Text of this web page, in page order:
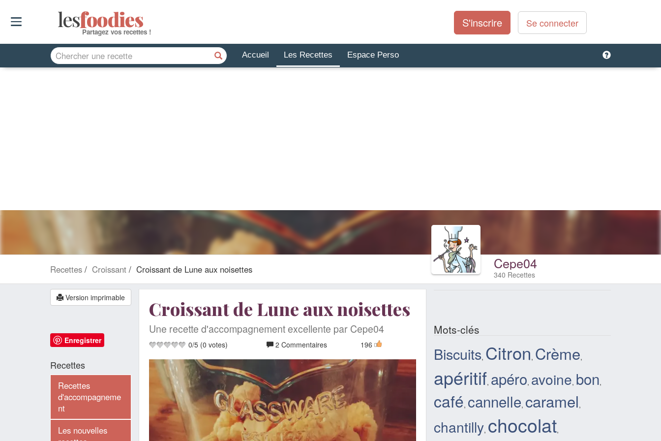
lesfoodies
Partagez vos recettes !
S'inscrire Se connecter
Accueil Les Recettes Espace Perso
Recettes Croissant Croissant de Lune aux noisettes Cepe04
340 Recettes
Croissant de Lune aux noisettes
Une recette d'accompagnement excellente par Cepe04
0/5 (0 votes) 2 Commentaires 196
Version imprimable
Enregistrer
Recettes
Recettes
d'accompagneme
nt
Les nouvelles
Mots-clés
Biscuits, Citron, Crème,
apéritif, apéro, avoine, bon,
café, cannelle, caramel,
chantilly, chocolat,